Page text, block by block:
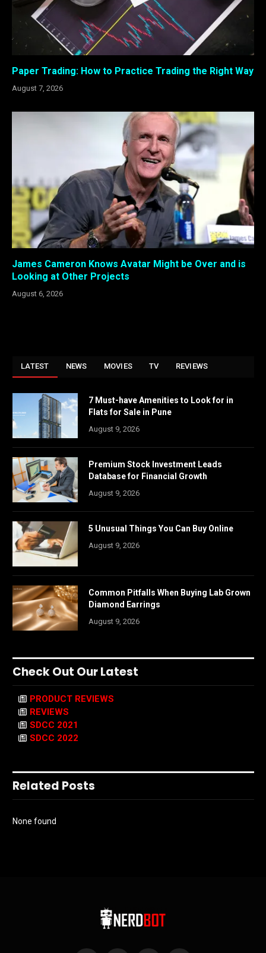
Paper Trading: How to Practice Trading the Right Way
August 7, 2026
James Cameron Knows Avatar Might be Over and is
Looking at Other Projects
August 6, 2026
LATEST NEWS MOVIES TV REVIEWS
7 Must-have Amenities to Look for in
Flats for Sale in Pune
August 9, 2026
Premium Stock Investment Leads
Database for Financial Growth
August 9, 2026
5 Unusual Things You Can Buy Online
August 9, 2026
Common Pitfalls When Buying Lab Grown
Diamond Earrings
August 9, 2026
Check Out Our Latest
PRODUCT REVIEWS
REVIEWS
SDCC 2021
SDCC 2022
Related Posts
None found